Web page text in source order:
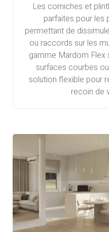
Les corniches et
parfaites pour les
permettant de
ou raccords sur les
gamme Mardom Flex
surfaces courbes
solution flexible pour
recoin de